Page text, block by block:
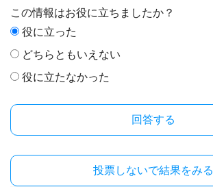
この情報はお役に立ちましたか？
役に立った
どちらともいえない
役に立たなかった
投票しないで結果をみる